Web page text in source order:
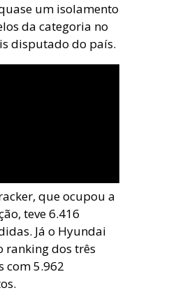
um isolamento
da categoria no
disputado do país.
que ocupou a
teve 6.416
Já o Hyundai
ranking dos três
com 5.962